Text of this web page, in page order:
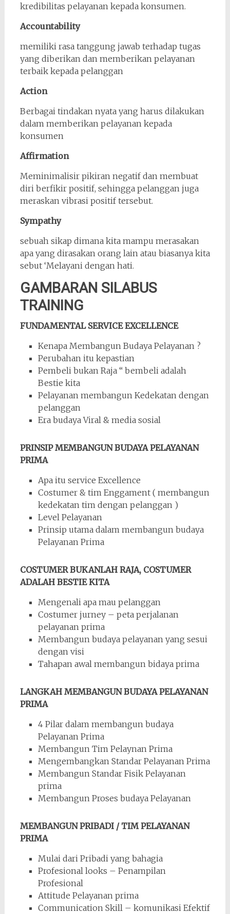
kredibilitas pelayanan kepada konsumen.
Accountability
memiliki rasa tanggung jawab terhadap tugas
yang diberikan dan memberikan pelayanan
terbaik kepada pelanggan
Action
Berbagai tindakan nyata yang harus dilakukan
dalam memberikan pelayanan kepada
konsumen
Affirmation
Meminimalisir pikiran negatif dan membuat
diri berfikir positif, sehingga pelanggan juga
meraskan vibrasi positif tersebut.
Sympathy
sebuah sikap dimana kita mampu merasakan
apa yang dirasakan orang lain atau biasanya kita
sebut ‘Melayani dengan hati.
GAMBARAN SILABUS
TRAINING
FUNDAMENTAL SERVICE EXCELLENCE
Kenapa Membangun Budaya Pelayanan ?
Perubahan itu kepastian
Pembeli bukan Raja “ bembeli adalah
Bestie kita
Pelayanan membangun Kedekatan dengan
pelanggan
Era budaya Viral & media sosial
PRINSIP MEMBANGUN BUDAYA PELAYANAN
PRIMA
Apa itu service Excellence
Costumer & tim Enggament ( membangun
kedekatan tim dengan pelanggan )
Level Pelayanan
Prinsip utama dalam membangun budaya
Pelayanan Prima
COSTUMER BUKANLAH RAJA, COSTUMER
ADALAH BESTIE KITA
Mengenali apa mau pelanggan
Costumer jurney – peta perjalanan
pelayanan prima
Membangun budaya pelayanan yang sesui
dengan visi
Tahapan awal membangun bidaya prima
LANGKAH MEMBANGUN BUDAYA PELAYANAN
PRIMA
4 Pilar dalam membangun budaya
Pelayanan Prima
Membangun Tim Pelaynan Prima
Mengembangkan Standar Pelayanan Prima
Membangun Standar Fisik Pelayanan
prima
Membangun Proses budaya Pelayanan
MEMBANGUN PRIBADI / TIM PELAYANAN
PRIMA
Mulai dari Pribadi yang bahagia
Profesional looks – Penampilan
Profesional
Attitude Pelayanan prima
Communication Skill – komunikasi Efektif